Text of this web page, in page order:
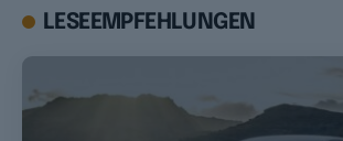
LESEEMPFEHLUNGEN